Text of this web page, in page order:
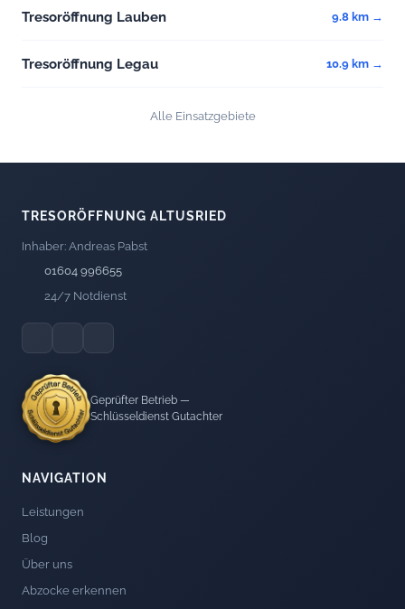
Tresoröffnung Lauben 9.8 km →
Tresoröffnung Legau 10.9 km →
Alle Einsatzgebiete
TRESORÖFFNUNG ALTUSRIED
Inhaber: Andreas Pabst
01604 996655
24/7 Notdienst
Geprüfter Betrieb —
Schlüsseldienst Gutachter
NAVIGATION
Leistungen
Blog
Über uns
Abzocke erkennen